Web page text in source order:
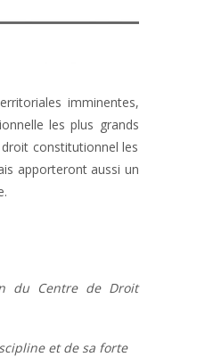
imminentes,
les plus grands
constitutionnel les
apporteront aussi un
du Centre de Droit
et de sa forte